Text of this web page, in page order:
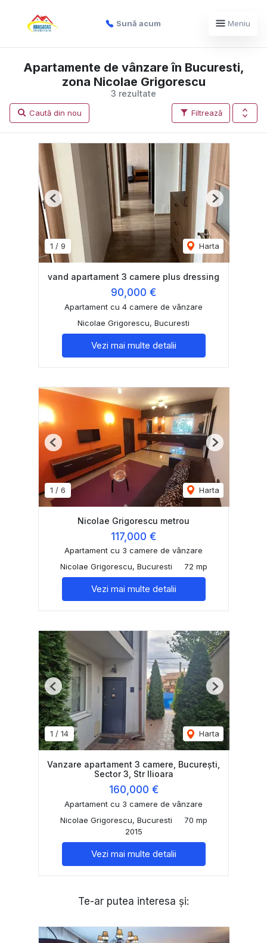
Sună acum Meniu
3 rezultate
Apartamente de vânzare în Bucuresti,
zona Nicolae Grigorescu
Filtrează
Caută din nou
1 / 9 Harta
Previous Next
vand apartament 3 camere plus dressing
90,000 €
Apartament cu 4 camere de vânzare
Nicolae Grigorescu, Bucuresti
Vezi mai multe detalii
1 / 6 Harta
Previous Next
Nicolae Grigorescu metrou
117,000 €
Apartament cu 3 camere de vânzare
Nicolae Grigorescu, Bucuresti
72 mp
Vezi mai multe detalii
1 / 14 Harta
Previous Next
Vanzare apartament 3 camere, Bucureşti,
Sector 3, Str Ilioara
160,000 €
Apartament cu 3 camere de vânzare
Nicolae Grigorescu, Bucuresti
70 mp
2015
Vezi mai multe detalii
Te-ar putea interesa și: